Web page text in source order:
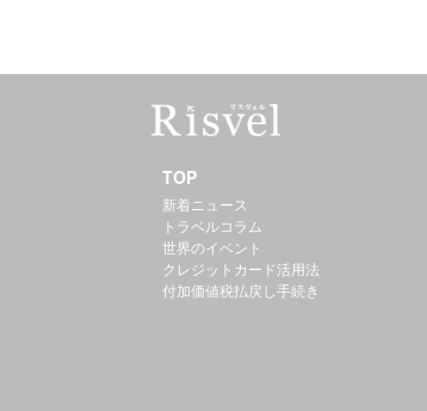
TOP
新着ニュース
トラベルコラム
世界のイベント
クレジットカード活用法
付加価値税払戻し手続き